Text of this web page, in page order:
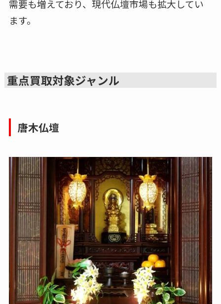
需要も増えており、現代仏壇市場も拡大してい
ます。
重点買取対象ジャンル
唐木仏壇